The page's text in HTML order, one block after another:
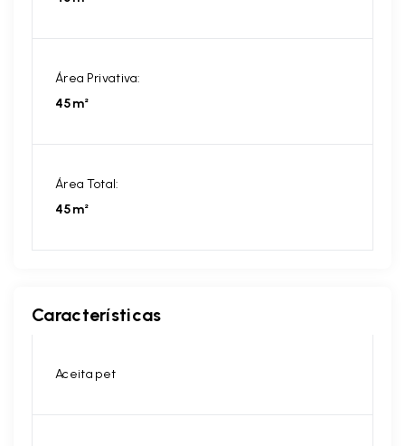
Área Privativa:
45m²
Área Total:
45m²
Características
Aceita pet